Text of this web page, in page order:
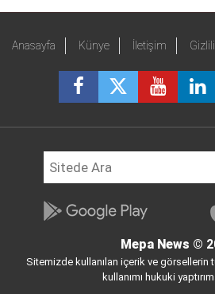
Anasayfa Künye İletişim
Mepa News ©
Sitemizde kullanılan içerik ve görsellerin
kullanımı hukuki